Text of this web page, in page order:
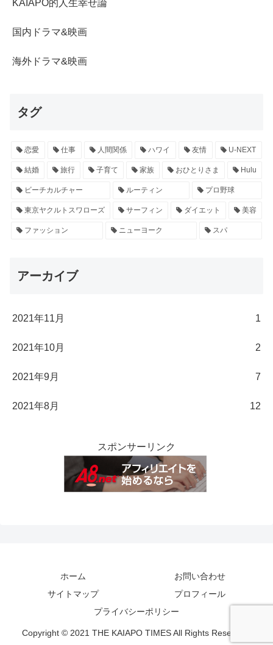
KAIAPO的人生幸せ論
国内ドラマ&映画
海外ドラマ&映画
タグ
恋愛 仕事 人間関係 ハワイ 友情 U-NEXT
結婚 旅行 子育て 家族 おひとりさま Hulu
ビーチカルチャー ルーティン プロ野球
東京ヤクルトスワローズ サーフィン ダイエット 美容
ファッション ニューヨーク スパ
アーカイブ
2021年11月 1
2021年10月 2
2021年9月 7
2021年8月 12
スポンサーリンク
ホーム
お問い合わせ
サイトマップ
プロフィール
プライバシーポリシー
Copyright © 2021 THE KAIAPO TIMES All Rights Reserved.